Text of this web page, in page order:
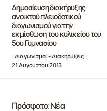
Δημοσίευση διακήρυξης
ανοικτού πλειοδοτικού
διαγωνισμού για την
εκμίσθωση του κυλικείου του
5ου Γυμνασίου
Διαγωνισμοί - Διακηρύξεις
21 Αυγούστου 2013
Πρόσφατα Νέα